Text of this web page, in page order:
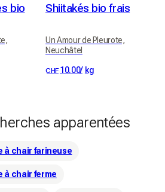
bio Shiitakés bio frais
Un Amour de Pleurote,
Neuchâtel
CHF 10.00/ kg
apparentées
à chair farineuse
à chair ferme